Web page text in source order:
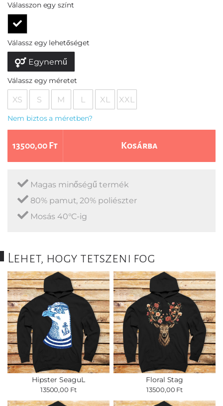
Válasszon egy színt
Válassz egy lehetőséget
Egynemű
Válassz egy méretet
XS S M L XL XXL
Nem biztos a méretben?
13500,00 Ft Kosárba
Magas minőségű termék
80% pamut, 20% poliészter
Mosás 40°C-ig
Lehet, hogy tetszeni fog
Hipster SeaguL
13500,00 Ft
Floral Stag
13500,00 Ft